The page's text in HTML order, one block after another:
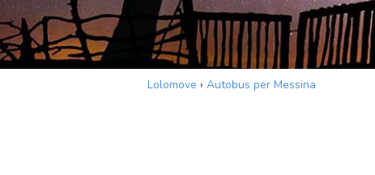
Lolomove › Autobus per Messina